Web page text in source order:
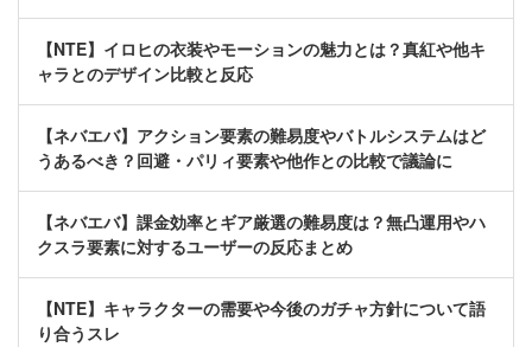
【NTE】イロヒの衣装やモーションの魅力とは？真紅や他キ
ャラとのデザイン比較と反応
【ネバエバ】アクション要素の難易度やバトルシステムはど
うあるべき？回避・パリィ要素や他作との比較で議論に
【ネバエバ】課金効率とギア厳選の難易度は？無凸運用やハ
クスラ要素に対するユーザーの反応まとめ
【NTE】キャラクターの需要や今後のガチャ方針について語
り合うスレ